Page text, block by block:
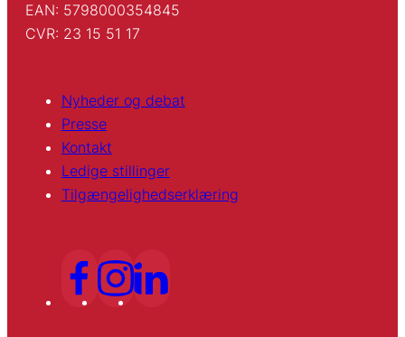
EAN: 5798000354845
CVR: 23 15 51 17
Nyheder og debat
Presse
Kontakt
Ledige stillinger
Tilgængelighedserklæring